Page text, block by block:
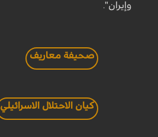
وإيران".
صحيفة معاريف
كيان الاحتلال الاسرائيلي